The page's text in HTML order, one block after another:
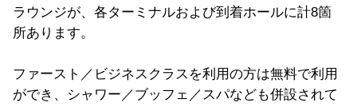
ラウンジが、各ターミナルおよび到着ホールに計8箇
所あります。
ファースト／ビジネスクラスを利用の方は無料で利用
ができ、シャワー／ブッフェ／スパなども併設されて